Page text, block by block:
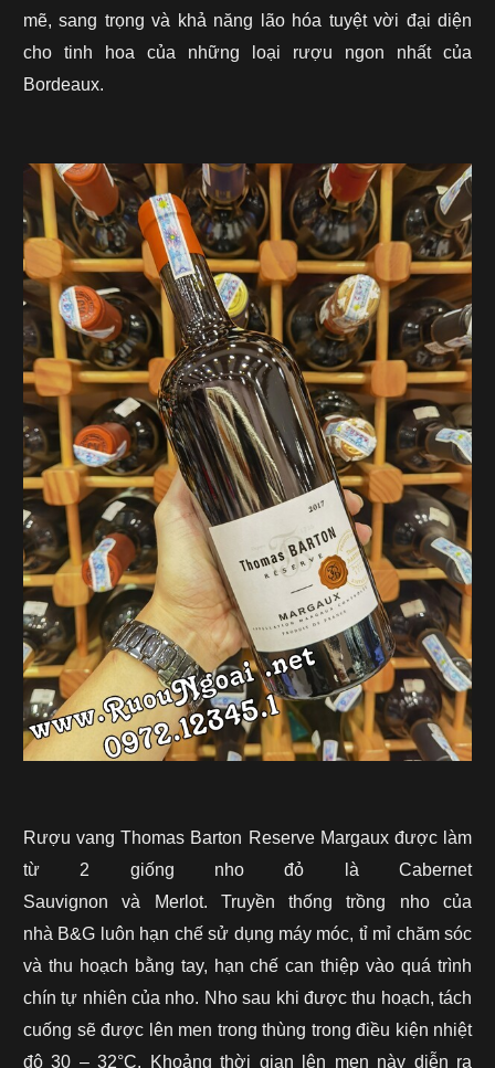
mẽ, sang trọng và khả năng lão hóa tuyệt vời đại diện
cho tinh hoa của những loại rượu ngon nhất của
Bordeaux.
Rượu vang Thomas Barton Reserve Margaux được làm
từ 2 giống nho đỏ là Cabernet
Sauvignon và Merlot. Truyền thống trồng nho của
nhà B&G luôn hạn chế sử dụng máy móc, tỉ mỉ chăm sóc
và thu hoạch bằng tay, hạn chế can thiệp vào quá trình
chín tự nhiên của nho. Nho sau khi được thu hoạch, tách
cuống sẽ được lên men trong thùng trong điều kiện nhiệt
độ 30 – 32°C. Khoảng thời gian lên men này diễn ra